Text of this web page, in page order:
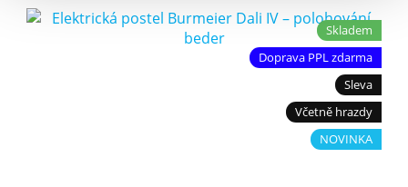
Skladem
Doprava PPL zdarma
Sleva
Včetně hrazdy
NOVINKA